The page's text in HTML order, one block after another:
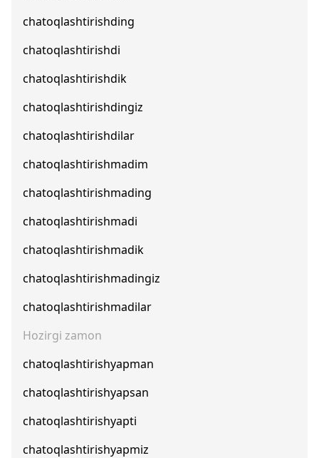
chatoqlashtirishding
chatoqlashtirishdi
chatoqlashtirishdik
chatoqlashtirishdingiz
chatoqlashtirishdilar
chatoqlashtirishmadim
chatoqlashtirishmading
chatoqlashtirishmadi
chatoqlashtirishmadik
chatoqlashtirishmadingiz
chatoqlashtirishmadilar
Hozirgi zamon
chatoqlashtirishyapman
chatoqlashtirishyapsan
chatoqlashtirishyapti
chatoqlashtirishyapmiz